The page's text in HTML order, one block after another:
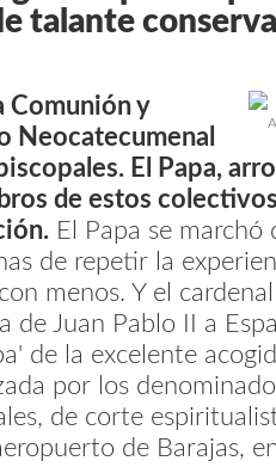
talante
Comunión y
Neocatecumenal
El Papa,
de estos
El Papa se marchó
de repetir la
menos. Y el
de Juan Pablo II a
de la excelente
por los
de corte
de Barajas,